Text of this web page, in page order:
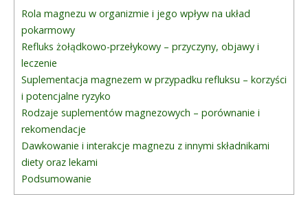
Rola magnezu w organizmie i jego wpływ na układ
pokarmowy
Refluks żołądkowo-przełykowy – przyczyny, objawy i
leczenie
Suplementacja magnezem w przypadku refluksu – korzyści
i potencjalne ryzyko
Rodzaje suplementów magnezowych – porównanie i
rekomendacje
Dawkowanie i interakcje magnezu z innymi składnikami
diety oraz lekami
Podsumowanie